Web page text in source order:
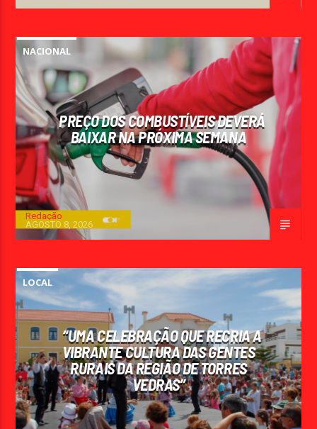
NACIONAL
PREÇO DOS COMBUSTÍVEIS DEVERÁ
BAIXAR NA PRÓXIMA SEMANA
Redação
AGOSTO 8, 2026
LOCAL
“UMA CELEBRAÇÃO QUE RECRIA A
VIBRANTE CULTURA DAS GENTES
RURAIS DA REGIÃO DE TORRES
VEDRAS”